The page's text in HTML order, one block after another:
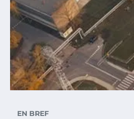
EN BREF